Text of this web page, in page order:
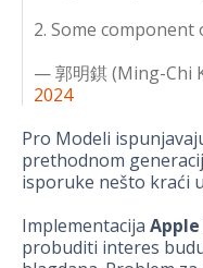
2. Some component
— 郭明錤 (Ming-Chi
2024
Pro Modeli
prethodnom
isporuke nešto kraći
Implementacija
probuditi interes